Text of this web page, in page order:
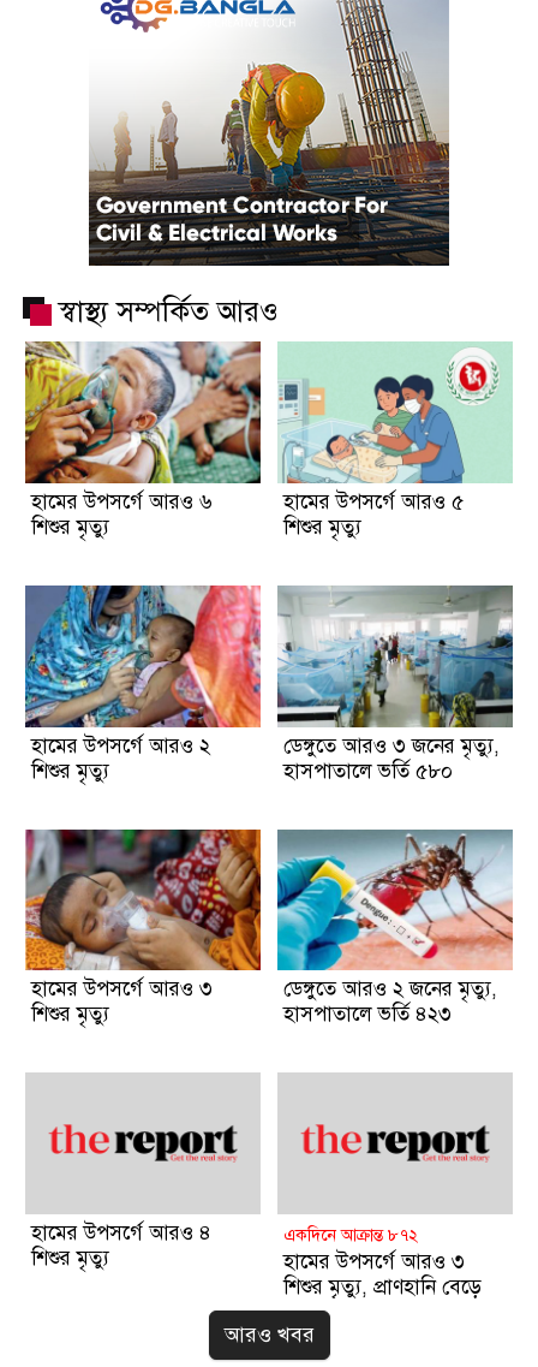
স্বাস্থ্য সম্পর্কিত আরও
হামের উপসর্গে আরও ৬
শিশুর মৃত্যু
হামের উপসর্গে আরও ৫
শিশুর মৃত্যু
হামের উপসর্গে আরও ২
শিশুর মৃত্যু
ডেঙ্গুতে আরও ৩ জনের মৃত্যু,
হাসপাতালে ভর্তি ৫৮০
হামের উপসর্গে আরও ৩
শিশুর মৃত্যু
ডেঙ্গুতে আরও ২ জনের মৃত্যু,
হাসপাতালে ভর্তি ৪২৩
হামের উপসর্গে আরও ৪
শিশুর মৃত্যু
একদিনে আক্রান্ত ৮৭২
হামের উপসর্গে আরও ৩
শিশুর মৃত্যু, প্রাণহানি বেড়ে
৮৪০
আরও খবর